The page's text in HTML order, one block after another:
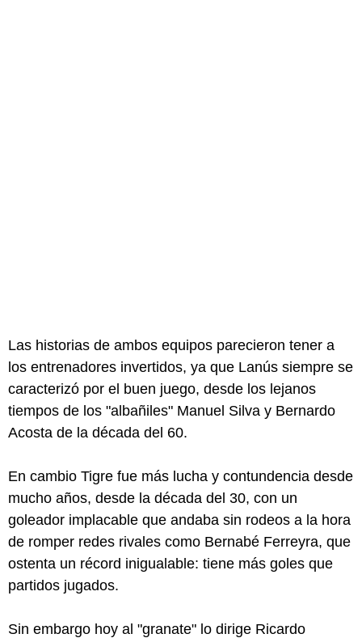
Las historias de ambos equipos parecieron tener a
los entrenadores invertidos, ya que Lanús siempre se
caracterizó por el buen juego, desde los lejanos
tiempos de los "albañiles" Manuel Silva y Bernardo
Acosta de la década del 60.
En cambio Tigre fue más lucha y contundencia desde
mucho años, desde la década del 30, con un
goleador implacable que andaba sin rodeos a la hora
de romper redes rivales como Bernabé Ferreyra, que
ostenta un récord inigualable: tiene más goles que
partidos jugados.
Sin embargo hoy al "granate" lo dirige Ricardo